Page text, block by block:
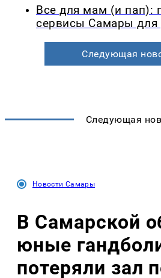
Все для мам (и пап):
сервисы Самары для
Следующая
Следующая
Новости Самары
В Самарской
юные
потеряли зал